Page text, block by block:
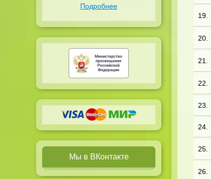
Подробнее
Мы в ВКонтакте
19.
20.
21.
22.
23.
24.
25.
26.